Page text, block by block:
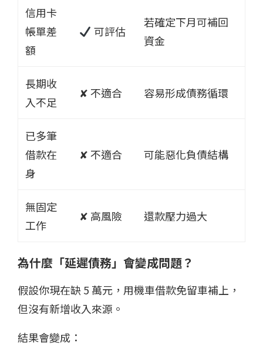
信用卡
帳單差
額
可評估
若確定下月可補回
資金
長期收
入不足
✘ 不適合 容易形成債務循環
已多筆
借款在
身
✘ 不適合 可能惡化負債結構
無固定
工作
✘ 高風險 還款壓力過大
為什麼「延遲債務」會變成問題？
假設你現在缺 5 萬元，用機車借款免留車補上，
但沒有新增收入來源。
結果會變成：